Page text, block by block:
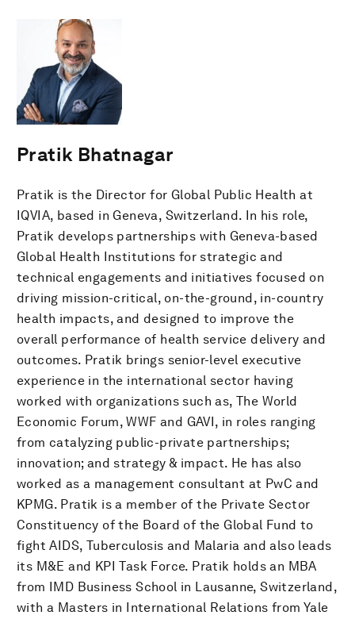
Pratik Bhatnagar
Pratik is the Director for Global Public Health at
IQVIA, based in Geneva, Switzerland. In his role,
Pratik develops partnerships with Geneva-based
Global Health Institutions for strategic and
technical engagements and initiatives focused on
driving mission-critical, on-the-ground, in-country
health impacts, and designed to improve the
overall performance of health service delivery and
outcomes. Pratik brings senior-level executive
experience in the international sector having
worked with organizations such as, The World
Economic Forum, WWF and GAVI, in roles ranging
from catalyzing public-private partnerships;
innovation; and strategy & impact. He has also
worked as a management consultant at PwC and
KPMG. Pratik is a member of the Private Sector
Constituency of the Board of the Global Fund to
fight AIDS, Tuberculosis and Malaria and also leads
its M&E and KPI Task Force. Pratik holds an MBA
from IMD Business School in Lausanne, Switzerland,
with a Masters in International Relations from Yale